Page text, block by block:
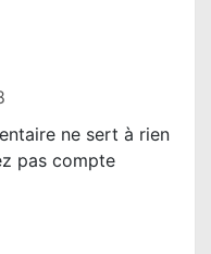
ne sert à rien
pas compte